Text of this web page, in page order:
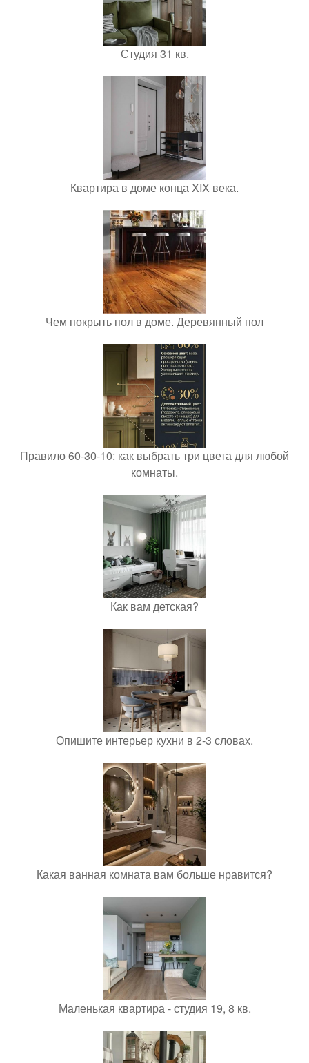
Студия 31 кв.
Квартира в доме конца XIX века.
Чем покрыть пол в доме. Деревянный пол
Правило 60-30-10: как выбрать три цвета для любой
комнаты.
Как вам детская?
Опишите интерьер кухни в 2-3 словах.
Какая ванная комната вам больше нравится?
Маленькая квартира - студия 19, 8 кв.